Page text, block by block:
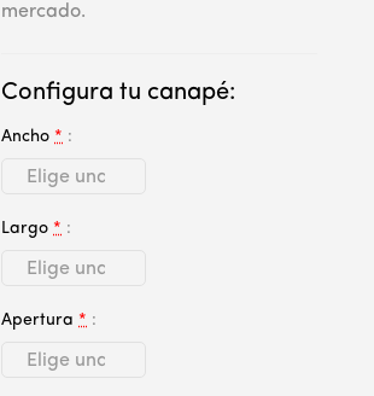
mercado.
Configura tu canapé:
Ancho *
Largo *
Apertura *